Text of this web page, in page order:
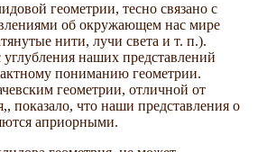
геометрии, тесно связано с
об окружающем нас мире
нити, лучи света и т. п.).
наших представлений
пониманию геометрии.
геометрии, отличной от
показало, что наши представления о
априорными.